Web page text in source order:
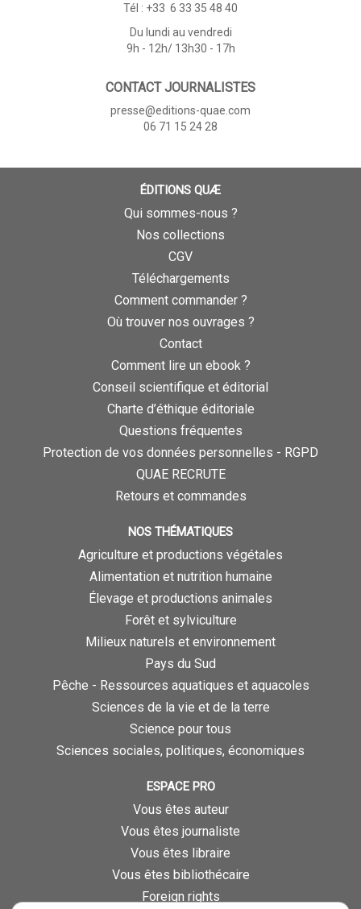
Tél : +33 6 33 35 48 40
Du lundi au vendredi
9h - 12h/ 13h30 - 17h
CONTACT JOURNALISTES
presse@editions-quae.com
06 71 15 24 28
ÉDITIONS QUÆ
Qui sommes-nous ?
Nos collections
CGV
Téléchargements
Comment commander ?
Où trouver nos ouvrages ?
Contact
Comment lire un ebook ?
Conseil scientifique et éditorial
Charte d’éthique éditoriale
Questions fréquentes
Protection de vos données personnelles - RGPD
QUAE RECRUTE
Retours et commandes
NOS THÉMATIQUES
Agriculture et productions végétales
Alimentation et nutrition humaine
Élevage et productions animales
Forêt et sylviculture
Milieux naturels et environnement
Pays du Sud
Pêche - Ressources aquatiques et aquacoles
Sciences de la vie et de la terre
Science pour tous
Sciences sociales, politiques, économiques
ESPACE PRO
Vous êtes auteur
Vous êtes journaliste
Vous êtes libraire
Vous êtes bibliothécaire
Foreign rights